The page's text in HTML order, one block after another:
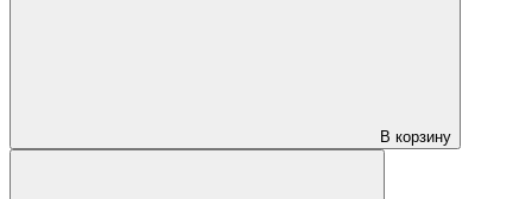
В корзину